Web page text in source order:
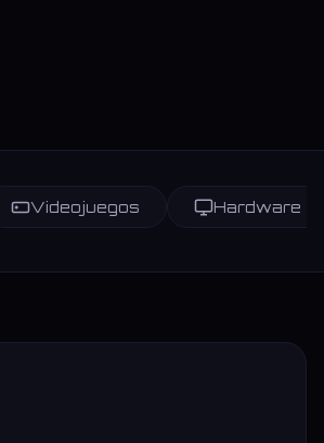
Videojuegos Hardware